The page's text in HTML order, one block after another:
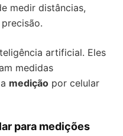
medir distâncias,
artificial. Eles
medidas
medição por celular
para medições